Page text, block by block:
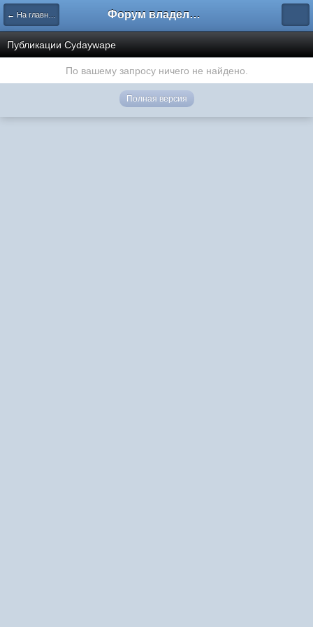
← На главную Форум владельцев интернет-магазинов
Публикации Cydaywape
По вашему запросу ничего не найдено.
Полная версия